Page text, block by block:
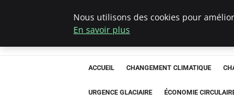
ACCUEIL CHANGEMENT CLIMATIQUE
URGENCE GLACIAIRE ÉCONOMIE
Nous utilisons des cookies pour
En savoir plus